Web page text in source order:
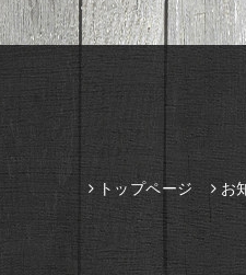
トップページ お